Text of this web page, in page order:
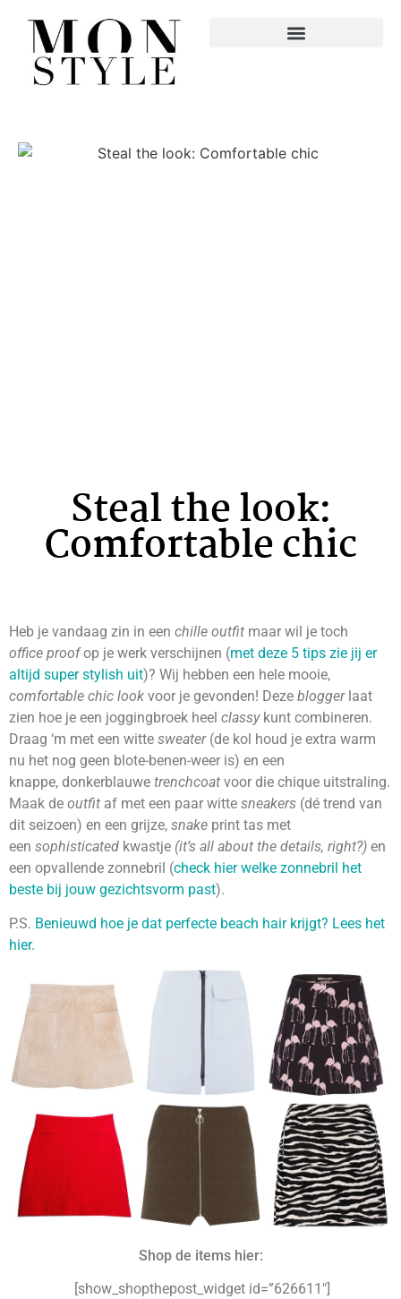
Steal the look:
Comfortable chic
Heb je vandaag zin in een chille outfit maar wil je toch
office proofop je werk verschijnen (met deze 5 tips zie jij er
altijd super stylish uit)? Wij hebben een hele mooie,
comfortable chic look voor je gevonden! Deze bloggerlaat
zien hoe je een joggingbroek heel classykunt combineren.
Draag ‘m met een witte sweater(de kol houd je extra warm
nu het nog geen blote-benen-weer is) en een
knappe, donkerblauwe trenchcoat voor die chique uitstraling.
Maak de outfit af met een paar witte sneakers (dé trend van
dit seizoen) en een grijze, snake print tas met
een sophisticated kwastje (it’s all about the details, right?) en
een opvallende zonnebril (check hier welke zonnebril het
beste bij jouw gezichtsvorm past).
P.S. Benieuwd hoe je dat perfecte beach hair krijgt? Lees het
hier.
Shop de items hier:
[show_shopthepost_widget id=”626611″]